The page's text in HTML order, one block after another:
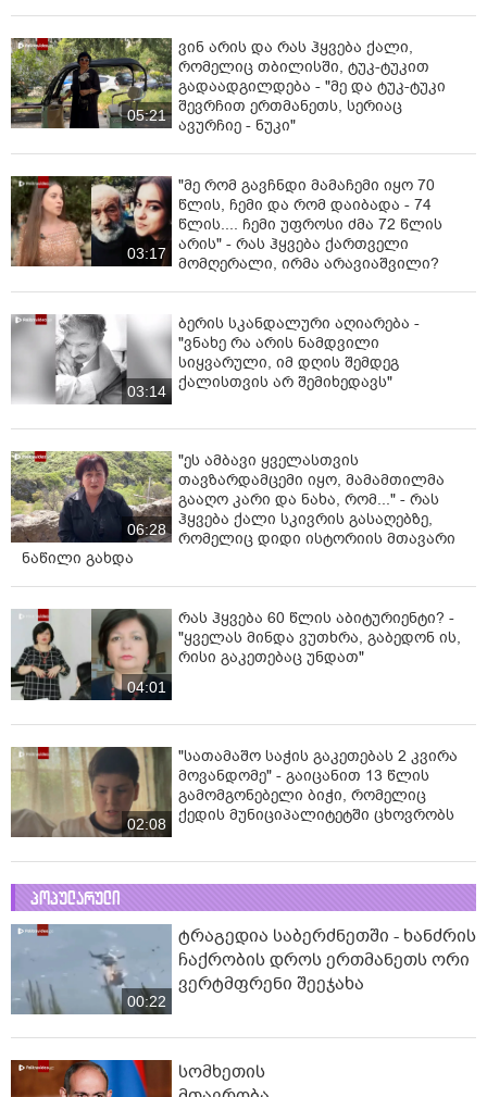
05:21
ვინ არის და რას ჰყვება ქალი,
რომელიც თბილისში, ტუკ-ტუკით
გადაადგილდება - "მე და ტუკ-ტუკი
შევრჩით ერთმანეთს, სერიაც
ავურჩიე - ნუკი"
03:17
"მე რომ გავჩნდი მამაჩემი იყო 70
წლის, ჩემი და რომ დაიბადა - 74
წლის.... ჩემი უფროსი ძმა 72 წლის
არის" - რას ჰყვება ქართველი
მომღერალი, ირმა არავიაშვილი?
03:14
ბერის სკანდალური აღიარება -
"ვნახე რა არის ნამდვილი
სიყვარული, იმ დღის შემდეგ
ქალისთვის არ შემიხედავს"
06:28
"ეს ამბავი ყველასთვის
თავზარდამცემი იყო, მამამთილმა
გააღო კარი და ნახა, რომ..." - რას
ჰყვება ქალი სკივრის გასაღებზე,
რომელიც დიდი ისტორიის მთავარი
ნაწილი გახდა
04:01
რას ჰყვება 60 წლის აბიტურიენტი? -
"ყველას მინდა ვუთხრა, გაბედონ ის,
რისი გაკეთებაც უნდათ"
02:08
"სათამაშო საჭის გაკეთებას 2 კვირა
მოვანდომე" - გაიცანით 13 წლის
გამომგონებელი ბიჭი, რომელიც
ქედის მუნიციპალიტეტში ცხოვრობს
პოპულარული
00:22
ტრაგედია საბერძნეთში - ხანძრის
ჩაქრობის დროს ერთმანეთს ორი
ვერტმფრენი შეეჯახა
სომხეთის